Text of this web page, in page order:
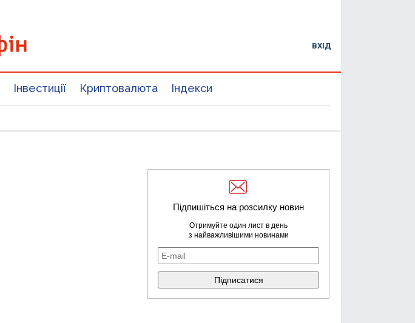
ВХІД
Інвестиції Криптовалюта Індекси
Підпишіться на розсилку новин
Отримуйте один лист в день
з найважливішими новинами